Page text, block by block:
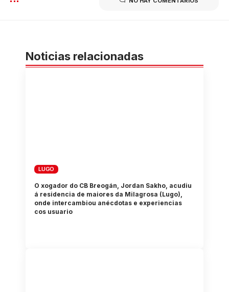
Noticias relacionadas
LUGO
O xogador do CB Breogán, Jordan Sakho, acudiu
á residencia de maiores da Milagrosa (Lugo),
onde intercambiou anécdotas e experiencias
cos usuario